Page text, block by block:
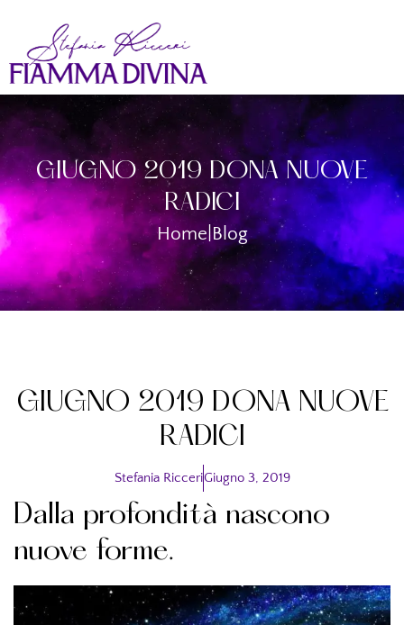
GIUGNO 2019 DONA NUOVE
RADICI
Home|Blog
GIUGNO 2019 DONA NUOVE
RADICI
Stefania RicceriGiugno 3, 2019
Dalla profondità nascono
nuove forme.